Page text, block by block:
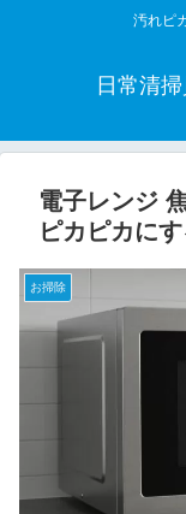
汚れピ
日常清
電子レンジ
ピカピカに
お掃除